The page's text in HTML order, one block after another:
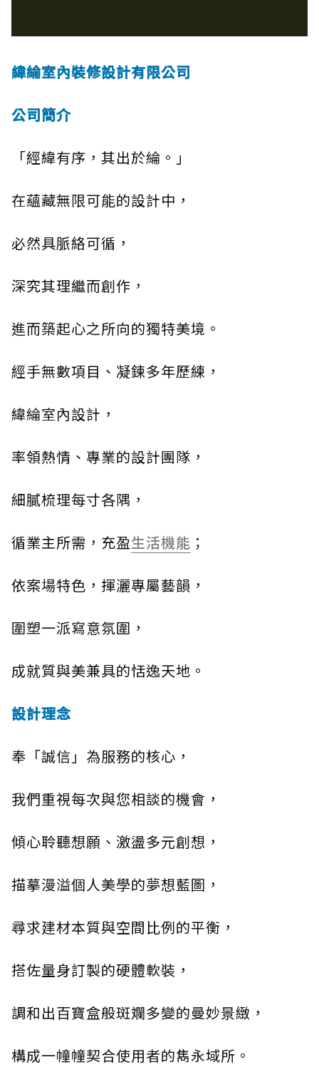
緯綸室內裝修設計有限公司
公司簡介
「經緯有序，其出於綸。」
在蘊藏無限可能的設計中，
必然具脈絡可循，
深究其理繼而創作，
進而築起心之所向的獨特美境。
經手無數項目、凝鍊多年歷練，
緯綸室內設計，
率領熱情、專業的設計團隊，
細膩梳理每寸各隅，
循業主所需，充盈生活機能 ；
依案場特色，揮灑專屬藝韻，
圍塑一派寫意氛圍，
成就質與美兼具的恬逸天地。
設計理念
奉「誠信」為服務的核心，
我們重視每次與您相談的機會，
傾心聆聽想願、激盪多元創想，
描摹漫溢個人美學的夢想藍圖，
尋求建材本質與空間比例的平衡，
搭佐量身訂製的硬體軟裝，
調和出百寶盒般斑斕多變的曼妙景緻，
構成一幢幢契合使用者的雋永域所。